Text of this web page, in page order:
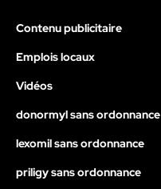
Contenu publicitaire
Emplois locaux
Vidéos
donormyl sans ordonnance
lexomil sans ordonnance
priligy sans ordonnance